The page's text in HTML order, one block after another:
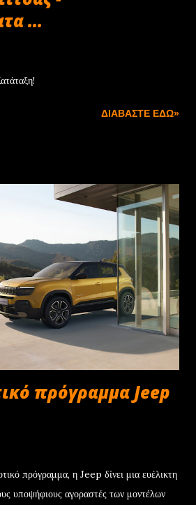
...
ΔΙΑΒΆΣΤΕ ΕΔΏ»
πρόγραμμα Jeep
πρόγραμμα, η Jeep δίνει μια ευέλικτη
υποψήφιους αγοραστές των μοντέλων